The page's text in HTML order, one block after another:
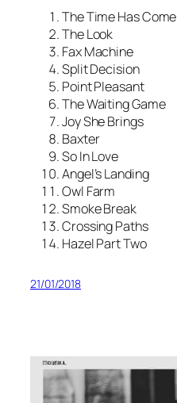
The Time Has Come
The Look
Fax Machine
Split Decision
Point Pleasant
The Waiting Game
Joy She Brings
Baxter
So In Love
Angel’s Landing
Owl Farm
Smoke Break
Crossing Paths
Hazel Part Two
21/01/2018